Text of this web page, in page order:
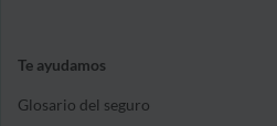
Te ayudamos
Glosario del seguro